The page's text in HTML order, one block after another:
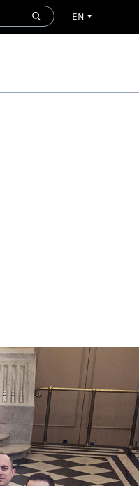
EN